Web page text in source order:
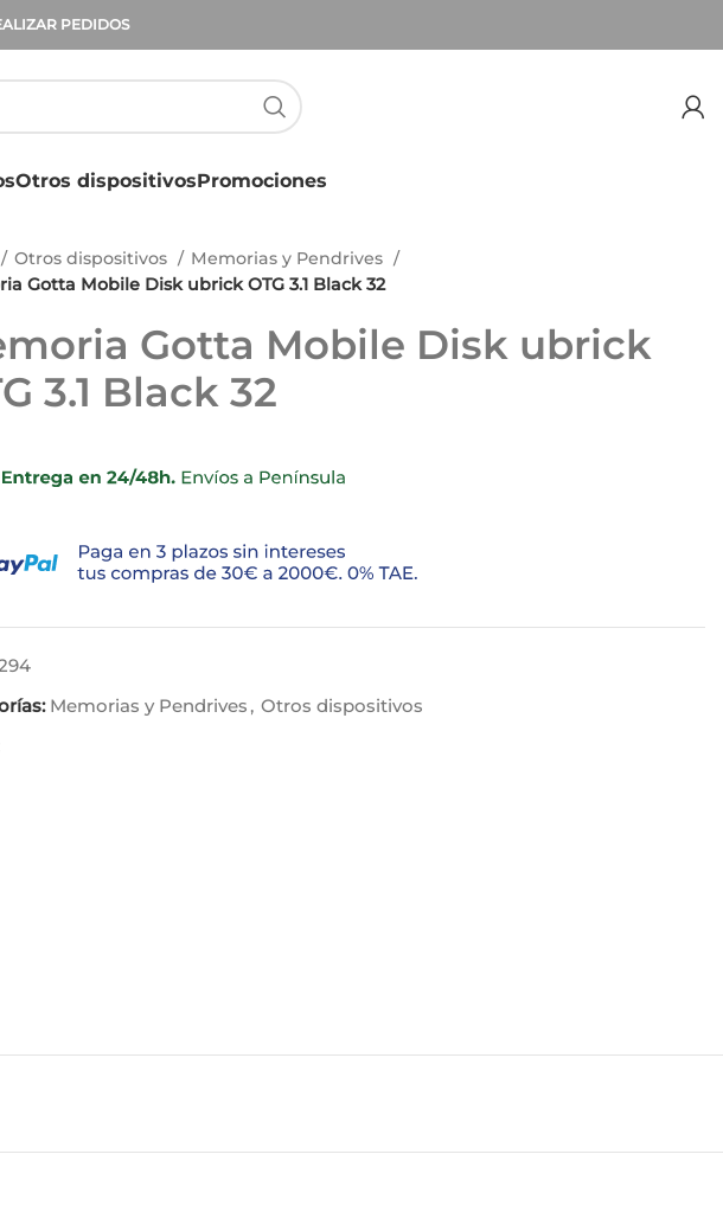
PEDIDOS
Otros dispositivosPromociones
Otros dispositivos
Memorias y Pendrives
Gotta Mobile Disk ubrick OTG 3.1 Black 32
Gotta Mobile Disk ubrick
3.1 Black 32
Memorias y Pendrives , Otros dispositivos